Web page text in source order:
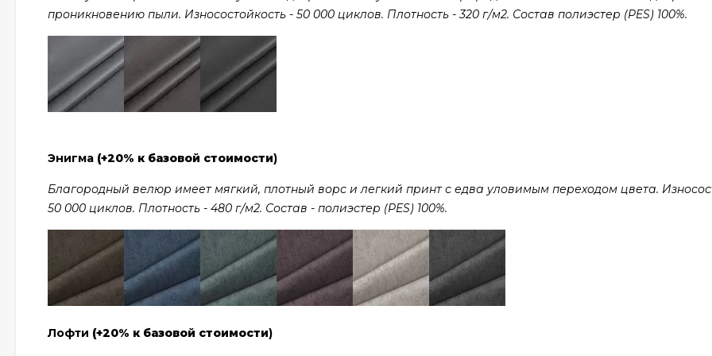
проникновению пыли. Износостойкость - 50 000 циклов. Плотность - 320 г/м2. Состав полиэстер (PES) 100%.
Энигма (+20% к базовой стоимости)
Благородный велюр имеет мягкий, плотный ворс и легкий принт с едва уловимым переходом цвета.
50 000 циклов. Плотность - 480 г/м2. Состав - полиэстер (PES) 100%.
Лофти (+20% к базовой стоимости)